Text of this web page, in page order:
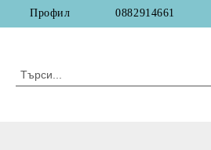
Профил 0882914661